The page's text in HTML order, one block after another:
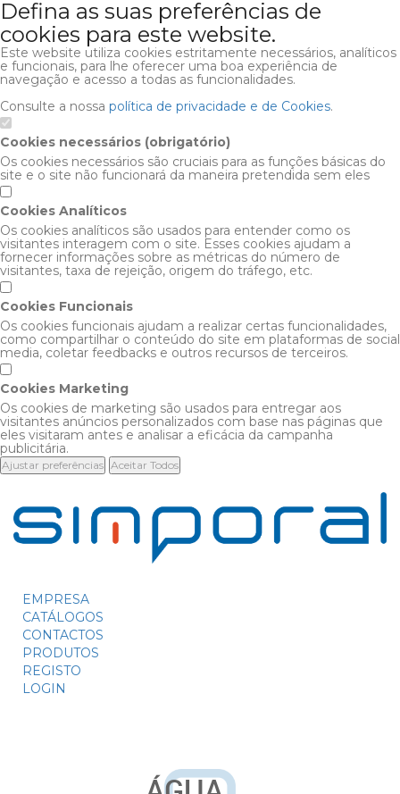
Defina as suas preferências de
cookies para este website.
Este website utiliza cookies estritamente necessários, analíticos
e funcionais, para lhe oferecer uma boa experiência de
navegação e acesso a todas as funcionalidades.
Consulte a nossa política de privacidade e de Cookies.
Cookies necessários (obrigatório)
Os cookies necessários são cruciais para as funções básicas do
site e o site não funcionará da maneira pretendida sem eles
Cookies Analíticos
Os cookies analíticos são usados para entender como os
visitantes interagem com o site. Esses cookies ajudam a
fornecer informações sobre as métricas do número de
visitantes, taxa de rejeição, origem do tráfego, etc.
Cookies Funcionais
Os cookies funcionais ajudam a realizar certas funcionalidades,
como compartilhar o conteúdo do site em plataformas de social
media, coletar feedbacks e outros recursos de terceiros.
Cookies Marketing
Os cookies de marketing são usados para entregar aos
visitantes anúncios personalizados com base nas páginas que
eles visitaram antes e analisar a eficácia da campanha
publicitária.
Ajustar preferências Aceitar Todos
EMPRESA
CATÁLOGOS
CONTACTOS
PRODUTOS
REGISTO
LOGIN